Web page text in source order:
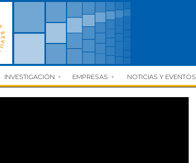
INVESTIGACIÓN EMPRESAS NOTICIAS Y EVENTOS